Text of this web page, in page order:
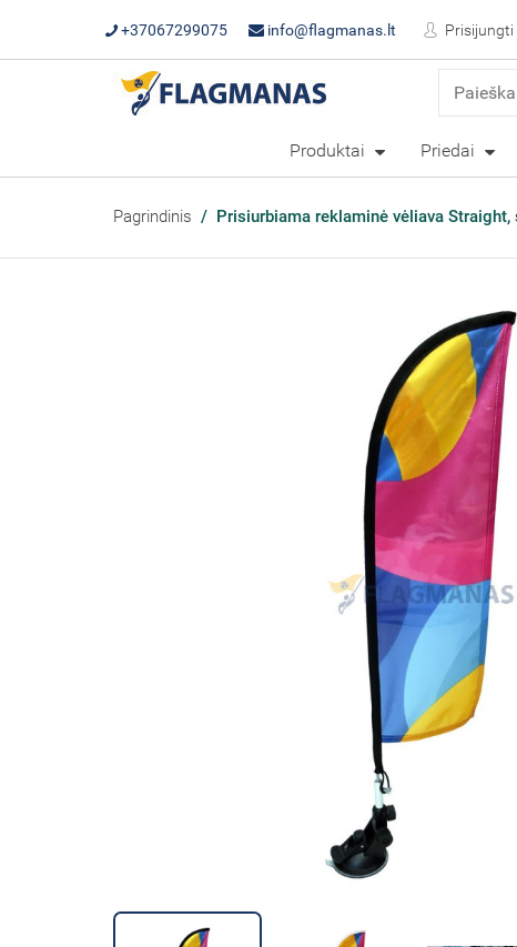
+37067299075 info@flagmanas.lt Prisijungti
Produktai Priedai
Pagrindinis Prisiurbiama reklaminė vėliava